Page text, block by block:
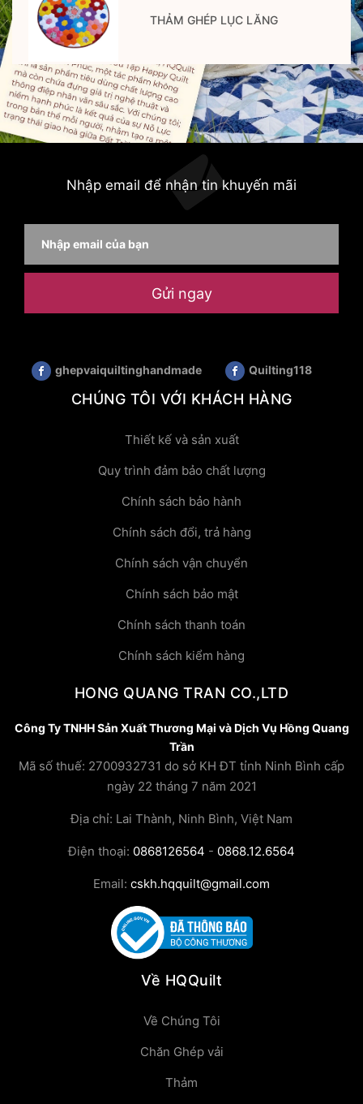
THẢM GHÉP LỤC LĂNG
Nhập email để nhận tin khuyến mãi
Gửi ngay
ghepvaiquiltinghandmade Quilting118
CHÚNG TÔI VỚI KHÁCH HÀNG
Thiết kế và sản xuất
Quy trình đảm bảo chất lượng
Chính sách bảo hành
Chính sách đổi, trả hàng
Chính sách vận chuyển
Chính sách bảo mật
Chính sách thanh toán
Chính sách kiểm hàng
HONG QUANG TRAN CO.,LTD
Công Ty TNHH Sản Xuất Thương Mại và Dịch Vụ Hồng Quang
Trần
Mã số thuế: 2700932731 do sở KH ĐT tỉnh Ninh Bình cấp
ngày 22 tháng 7 năm 2021
Địa chỉ: Lai Thành, Ninh Bình, Việt Nam
Điện thoại: 0868126564 - 0868.12.6564
Email: cskh.hqquilt@gmail.com
Về HQQuilt
Về Chúng Tôi
Chăn Ghép vải
Thảm